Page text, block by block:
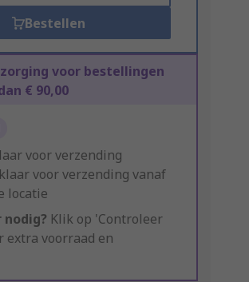
Bestellen
voor bestellingen
€ 90,00
voor verzending
voor verzending vanaf
locatie
Klik op 'Controleer
extra voorraad en